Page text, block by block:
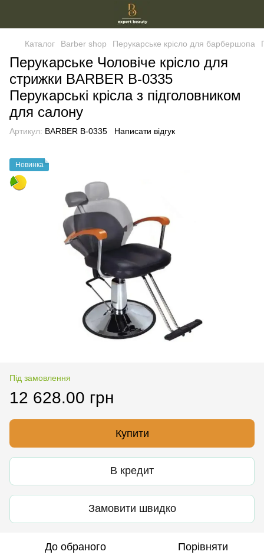
Каталог Barber shop Перукарське крісло для барбершопа
Перукарське Чоловіче крісло для
стрижки BARBER B-0335
Перукарські крісла з підголовником
для салону
Артикул: BARBER B-0335 Написати відгук
Новинка
Під замовлення
12 628.00 грн
Купити
В кредит
Замовити швидко
До обраного Порівняти